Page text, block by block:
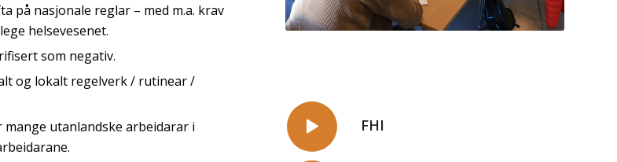
på nasjonale reglar – med m.a. krav
helsevesenet.
som negativ.
og lokalt regelverk / rutinear /
utanlandske arbeidarar i
FHI